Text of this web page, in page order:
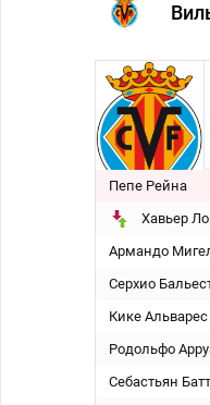
Пепе Рейна
Хавьер
Армандо
Серхио
Кике Альварес
Родольфо
Себастьян